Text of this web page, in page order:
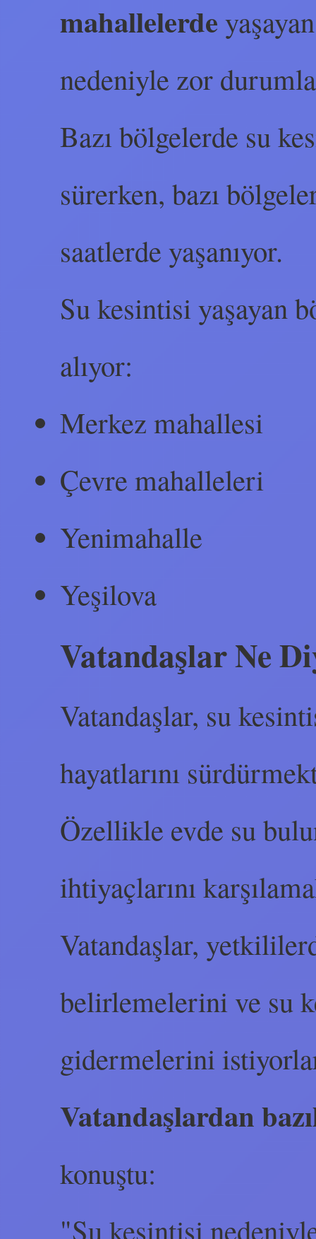
mahallelerde
nedeniyle zor
Bazı bölgelerde su
sürerken, bazı
saatlerde yaşanıyor.
Su kesintisi yaşayan
alıyor:
Merkez mahallesi
Çevre mahalleleri
Yenimahalle
Yeşilova
Vatandaşlar Ne
Vatandaşlar, su
hayatlarını
Özellikle evde su
ihtiyaçlarını
Vatandaşlar,
belirlemelerini ve su
gidermelerini
Vatandaşlardan
konuştu:
"Su kesintisi